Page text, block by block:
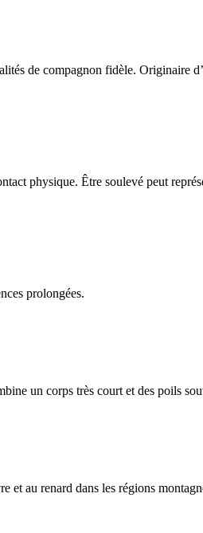
de compagnon fidèle. Originaire
physique. Être soulevé peut
prolongées.
un corps très court et des poils
et au renard dans les régions